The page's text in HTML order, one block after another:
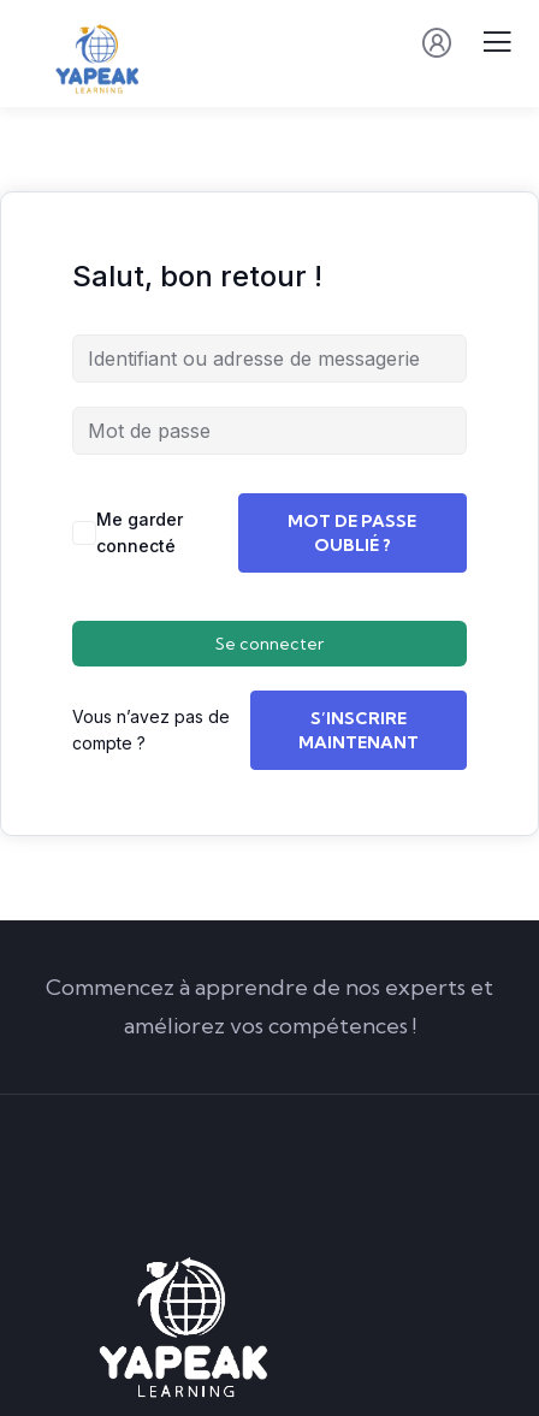
Salut, bon retour !
Me garder
connecté
MOT DE PASSE
OUBLIÉ ?
Se connecter
Vous n’avez pas de
compte ?
S’INSCRIRE
MAINTENANT
Commencez à apprendre de nos experts et
améliorez vos compétences !